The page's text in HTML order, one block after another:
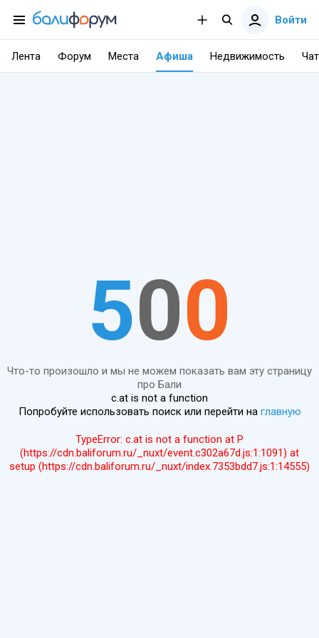
Войти
Лента Форум Места Афиша Недвижимость Чат
500
Что-то произошло и мы не можем показать вам эту страницу
про Бали
c.at is not a function
Попробуйте использовать поиск или перейти на главную
TypeError: c.at is not a function at P
(https://cdn.baliforum.ru/_nuxt/event.c302a67d.js:1:1091) at
setup (https://cdn.baliforum.ru/_nuxt/index.7353bdd7.js:1:14555)